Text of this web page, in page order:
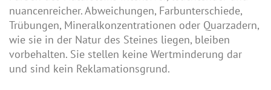
nuancenreicher. Abweichungen, Farbunterschiede,
Trübungen, Mineralkonzentrationen oder Quarzadern,
wie sie in der Natur des Steines liegen, bleiben
vorbehalten. Sie stellen keine Wertminderung dar
und sind kein Reklamationsgrund.